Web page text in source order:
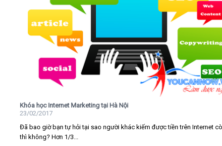
Khóa học Internet Marketing tại Hà Nội
23/02/2017
Đã bao giờ bạn tự hỏi tại sao người khác kiếm được tiền trên Internet
thì không? Hơn 1/3...